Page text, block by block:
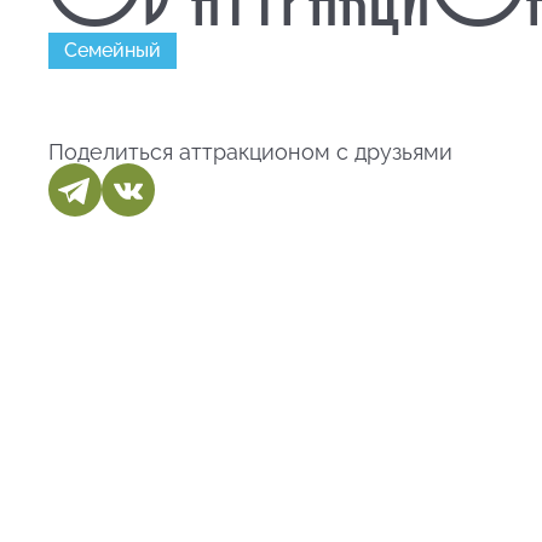
Семейный
Поделиться аттракционом с друзьями